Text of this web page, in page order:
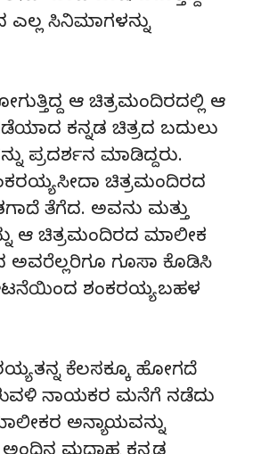
ಸಿನಿಮಾಗಳನ್ನು
ಆ ಚಿತ್ರಮಂದಿರದಲ್ಲಿ ಆ
ಕನ್ನಡ ಚಿತ್ರದ ಬದುಲು
ಪ್ರದರ್ಶನ ಮಾಡಿದ್ದರು.
ಸೀದಾ ಚಿತ್ರಮಂದಿರದ
ತೆಗೆದ. ಅವನು ಮತ್ತು
ಆ ಚಿತ್ರಮಂದಿರದ ಮಾಲೀಕ
ಅವರೆಲ್ಲರಿಗೂ ಗೂಸಾ ಕೊಡಿಸಿ
ಶಂಕರಯ್ಯ ಬಹಳ
ತನ್ನ ಕೆಲಸಕ್ಕೂ ಹೋಗದೆ
ನಾಯಕರ ಮನೆಗೆ ನಡೆದು
ಅನ್ಯಾಯವನ್ನು